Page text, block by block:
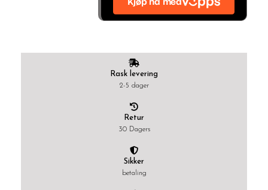
Rask levering
2-5 dager
Retur
30 Dagers
Sikker
betaling